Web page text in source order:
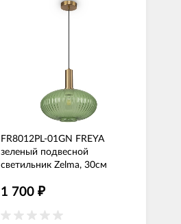
FR8012PL-01GN FREYA
зеленый подвесной
светильник Zelma, 30см
1 700 ₽